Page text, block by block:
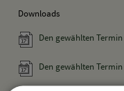
Downloads
Den gewählten
Den gewählten